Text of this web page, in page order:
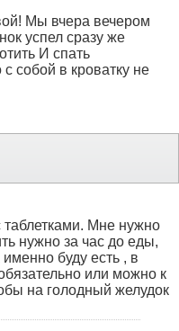
Мы вчера вечером
успел сразу же
И спать
собой в кроватку не
таблетками. Мне нужно
нужно за час до еды,
именно буду есть , в
или можно к
на голодный желудок